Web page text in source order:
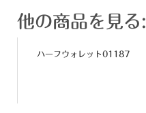
他の商品を見る:
ハーフウォレット01187